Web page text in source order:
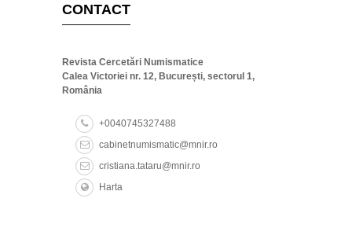
CONTACT
Revista Cercetări Numismatice
Calea Victoriei nr. 12, București, sectorul 1,
România
+0040745327488
cabinetnumismatic@mnir.ro
cristiana.tataru@mnir.ro
Harta